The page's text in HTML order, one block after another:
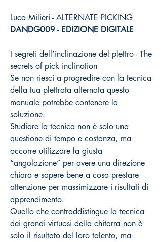
Luca Milieri - ALTERNATE PICKING
DANDG009 - EDIZIONE DIGITALE
I segreti dell’inclinazione del plettro - The
secrets of pick inclination
Se non riesci a progredire con la tecnica
della tua plettrata alternata questo
manuale potrebbe contenere la
soluzione.
Studiare la tecnica non è solo una
questione di tempo e costanza, ma
occorre utilizzare la giusta
“angolazione” per avere una direzione
chiara e sapere bene a cosa prestare
attenzione per massimizzare i risultati di
apprendimento.
Quello che contraddistingue la tecnica
dei grandi virtuosi della chitarra non è
solo il risultato del loro talento, ma